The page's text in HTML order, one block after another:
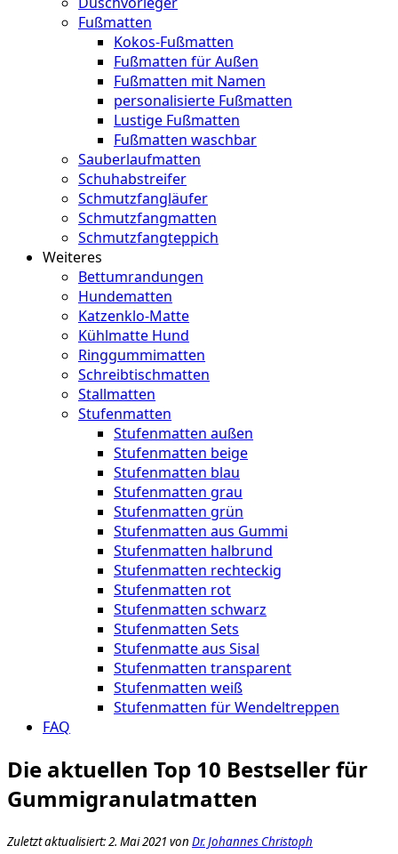
Fußmatten
Kokos-Fußmatten
Fußmatten für Außen
Fußmatten mit Namen
personalisierte Fußmatten
Lustige Fußmatten
Fußmatten waschbar
Sauberlaufmatten
Schuhabstreifer
Schmutzfangläufer
Schmutzfangmatten
Schmutzfangteppich
Weiteres
Bettumrandungen
Hundematten
Katzenklo-Matte
Kühlmatte Hund
Ringgummimatten
Schreibtischmatten
Stallmatten
Stufenmatten
Stufenmatten außen
Stufenmatten beige
Stufenmatten blau
Stufenmatten grau
Stufenmatten grün
Stufenmatten aus Gummi
Stufenmatten halbrund
Stufenmatten rechteckig
Stufenmatten rot
Stufenmatten schwarz
Stufenmatten Sets
Stufenmatte aus Sisal
Stufenmatten transparent
Stufenmatten weiß
Stufenmatten für Wendeltreppen
FAQ
Die aktuellen Top 10 Bestseller für
Gummigranulatmatten
Zuletzt aktualisiert: 2. Mai 2021 von Dr. Johannes Christoph